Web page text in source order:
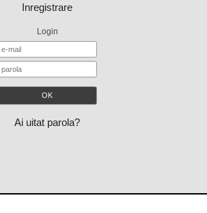
Inregistrare
Login
Ai uitat parola?